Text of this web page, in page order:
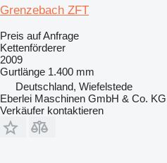
Grenzebach ZFT
Preis auf Anfrage
Kettenförderer
2009
Gurtlänge 1.400 mm
Deutschland, Wiefelstede
Eberlei Maschinen GmbH & Co. KG
Verkäufer kontaktieren